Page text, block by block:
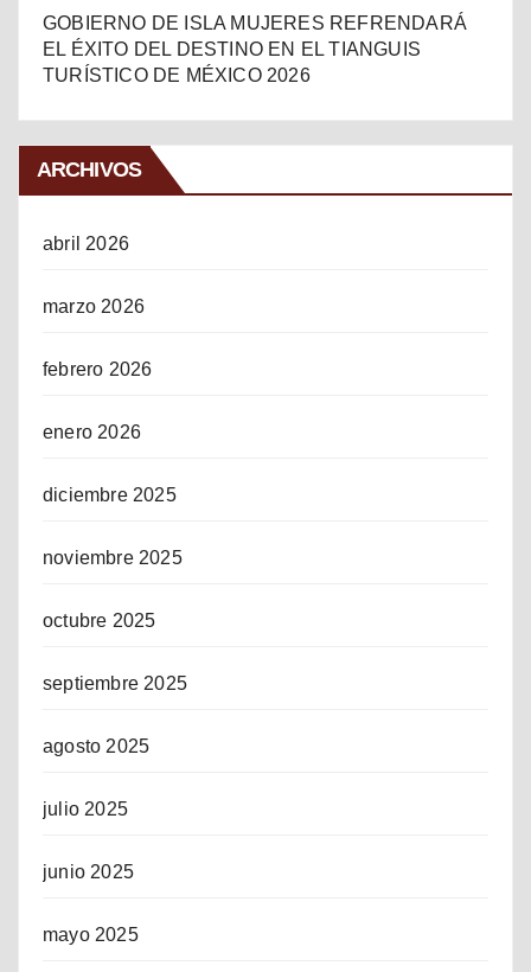
GOBIERNO DE ISLA MUJERES REFRENDARÁ
EL ÉXITO DEL DESTINO EN EL TIANGUIS
TURÍSTICO DE MÉXICO 2026
ARCHIVOS
abril 2026
marzo 2026
febrero 2026
enero 2026
diciembre 2025
noviembre 2025
octubre 2025
septiembre 2025
agosto 2025
julio 2025
junio 2025
mayo 2025